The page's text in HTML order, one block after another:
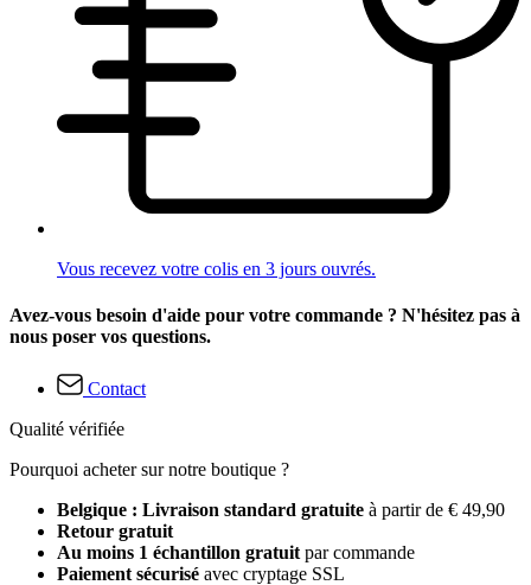
Vous recevez votre colis en 3 jours ouvrés.
Avez-vous besoin d'aide pour votre commande ? N'hésitez pas à
nous poser vos questions.
Contact
Qualité vérifiée
Pourquoi acheter sur notre boutique ?
Belgique : Livraison standard gratuite à partir de € 49,90
Retour gratuit
Au moins 1 échantillon gratuit par commande
Paiement sécurisé avec cryptage SSL